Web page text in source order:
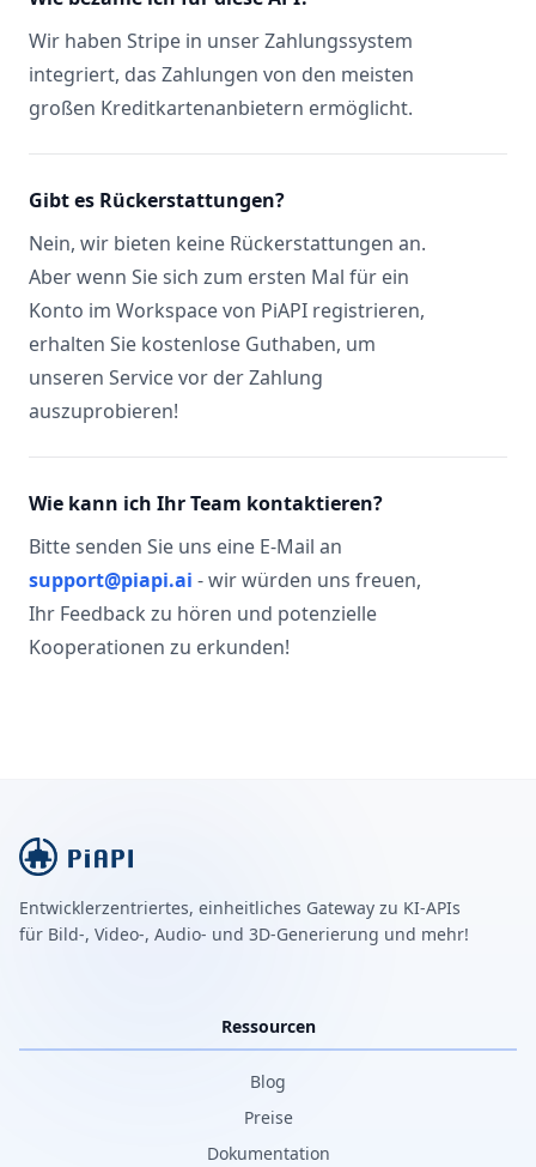
Wir haben Stripe in unser Zahlungssystem
integriert, das Zahlungen von den meisten
großen Kreditkartenanbietern ermöglicht.
Gibt es Rückerstattungen?
Nein, wir bieten keine Rückerstattungen an.
Aber wenn Sie sich zum ersten Mal für ein
Konto im Workspace von PiAPI registrieren,
erhalten Sie kostenlose Guthaben, um
unseren Service vor der Zahlung
auszuprobieren!
Wie kann ich Ihr Team kontaktieren?
Bitte senden Sie uns eine E-Mail an
support@piapi.ai - wir würden uns freuen,
Ihr Feedback zu hören und potenzielle
Kooperationen zu erkunden!
Entwicklerzentriertes, einheitliches Gateway zu KI-APIs
für Bild-, Video-, Audio- und 3D-Generierung und mehr!
Ressourcen
Blog
Preise
Dokumentation